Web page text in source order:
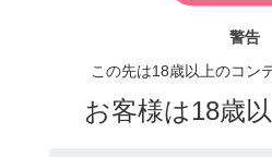
警告
この先は18歳以上のコン
お客様は18歳